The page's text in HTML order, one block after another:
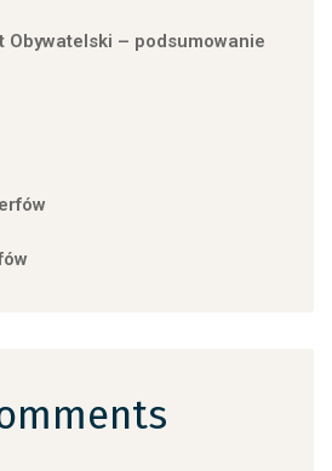
Obywatelski – podsumowanie